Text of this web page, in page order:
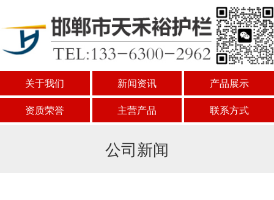
关于我们 新闻资讯
产品展示
资质荣誉
主营产品 联系方式
公司新闻